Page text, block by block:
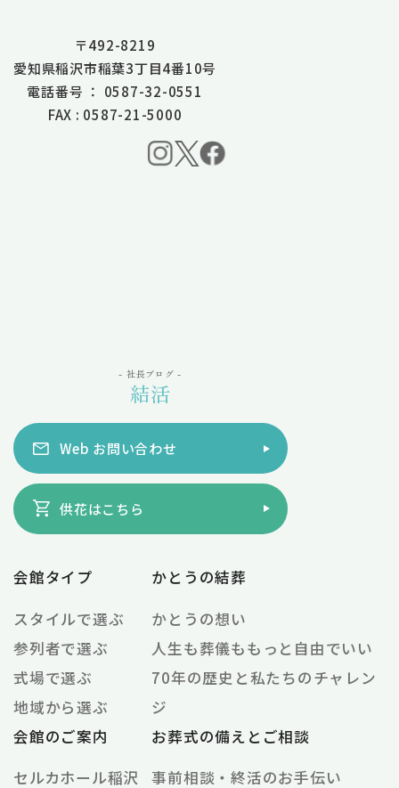
〒492-8219
愛知県稲沢市稲葉3丁目4番10号
電話番号 ： 0587-32-0551
FAX : 0587-21-5000
供花はこちら
会館タイプ
スタイルで選ぶ
参列者で選ぶ
地域から選ぶ
会館のご案内
セルカホール稲沢
セルカホール駅前
セルカホール甚目
寺
桜木の森
かとうの結葬
人生も葬儀ももっと自由でいい
ジ
お葬式の備えとご相談
事前相談・終活のお手伝い
安心のアフターフォロー
会員制度のご案内（仏壇・仏
具）
葬儀の知識